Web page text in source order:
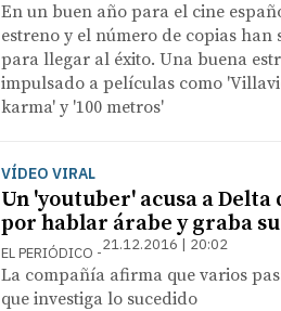
En un buen año para el cine
estreno y el número de copias
para llegar al éxito. Una buena
impulsado a películas como
karma' y '100 metros'
VÍDEO VIRAL
Un 'youtuber' acusa a
por hablar árabe y graba
EL PERIÓDICO 21.12.2016 | 20:02
La compañía afirma que varios
que investiga lo sucedido